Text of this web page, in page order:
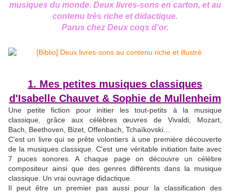
musiques du monde. Deux livres-sons en carton, et au
contenu très riche et didactique.
Parus chez Deux coqs d'or.
1. Mes petites musiques classiques
d'Isabelle Chauvet & Sophie de Mullenheim
Une petite fiction pour initier les tout-petits à la musique
classique, grâce aux célèbres œuvres de Vivaldi, Mozart,
Bach, Beethoven, Bizet, Offenbach, Tchaïkovski…
C'est un livre qui se prête volontiers à une première découverte
de la musiques classique. C'est une véritable initiation faite avec
7 puces sonores. A chaque page on découvre un célèbre
compositeur ainsi que des genres différents dans la musique
classique. Un vrai ouvrage didactique.
Il peut être un premier pas aussi pour la classification des